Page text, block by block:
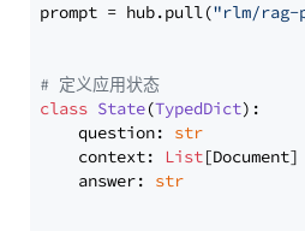
prompt = hub.pull("rlm/rag-
# 定义应用状态
class State(TypedDict):
    question:
str
    context:
List[Document]
    answer:
str